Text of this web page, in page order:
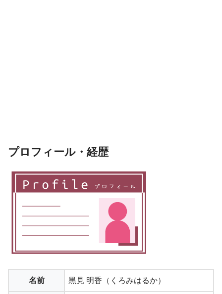
プロフィール・経歴
名前 黒見 明香（くろみはるか）